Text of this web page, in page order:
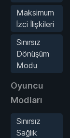
Maksimum
İzci İlişkileri
Sınırsız
Dönüşüm
Modu
Oyuncu
Modları
Sınırsız
Sağlık